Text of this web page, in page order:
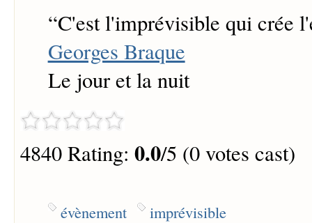
“C'est l'imprévisible qui crée
Georges Braque
Le jour et la nuit
4840 Rating: 0.0/5 (0 votes cast)
évènement imprévisible